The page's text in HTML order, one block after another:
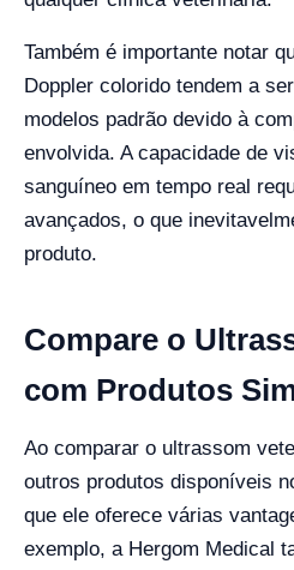
Também é importante notar
Doppler colorido tendem a
modelos padrão devido à
envolvida. A capacidade de
sanguíneo em tempo real
avançados, o que
produto.
Compare o
com Produtos
Ao comparar o ultrassom
outros produtos disponíveis
que ele oferece várias
exemplo, a Hergom Medical